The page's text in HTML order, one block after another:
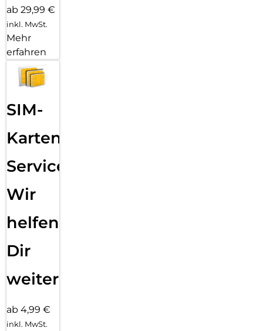
ab 29,99 €
inkl. MwSt.
Mehr
erfahren
SIM-
Karten
Service:
Wir
helfen
Dir
weiter
ab 4,99 €
inkl. MwSt.